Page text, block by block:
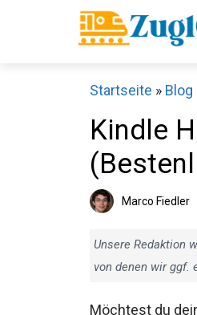
Startseite » Blog
Kindle
Marco Fiedler
Unsere Redaktion
von denen wir ggf.
Möchtest du